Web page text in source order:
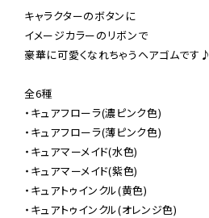
キャラクターのボタンに
イメージカラーのリボンで
豪華に可愛くなれちゃうヘアゴムです♪
全6種
・キュアフローラ(濃ピンク色)
・キュアフローラ(薄ピンク色)
・キュアマーメイド(水色)
・キュアマーメイド(紫色)
・キュアトゥインクル(黄色)
・キュアトゥインクル(オレンジ色)